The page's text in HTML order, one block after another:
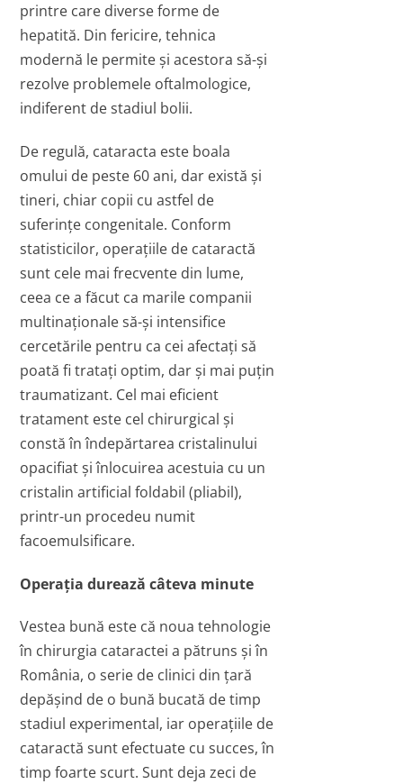
printre care diverse forme de
hepatită. Din fericire, tehnica
modernă le permite şi acestora să-şi
rezolve problemele oftalmologice,
indiferent de stadiul bolii.
De regulă, cataracta este boala
omului de peste 60 ani, dar există şi
tineri, chiar copii cu astfel de
suferinţe congenitale. Conform
statisticilor, operaţiile de cataractă
sunt cele mai frecvente din lume,
ceea ce a făcut ca marile companii
multinaţionale să-şi intensifice
cercetările pentru ca cei afectaţi să
poată fi trataţi optim, dar şi mai puţin
traumatizant. Cel mai eficient
tratament este cel chirurgical şi
constă în îndepărtarea cristalinului
opacifiat şi înlocuirea acestuia cu un
cristalin artificial foldabil (pliabil),
printr-un procedeu numit
facoemulsificare.
Operaţia durează câteva minute
Vestea bună este că noua tehnologie
în chirurgia cataractei a pătruns şi în
România, o serie de clinici din ţară
depăşind de o bună bucată de timp
stadiul experimental, iar operaţiile de
cataractă sunt efectuate cu succes, în
timp foarte scurt. Sunt deja zeci de